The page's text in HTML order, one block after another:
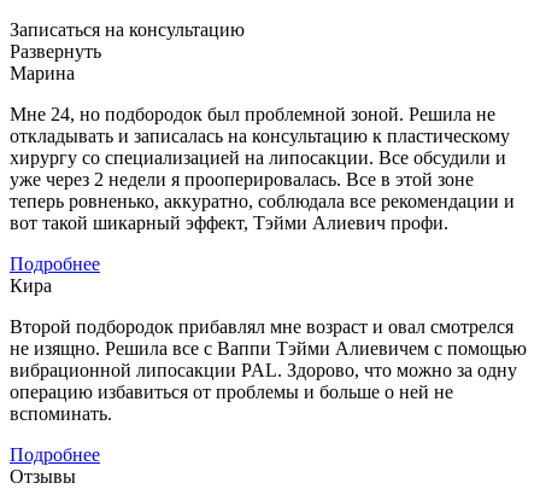
Записаться на консультацию
Развернуть
Марина
Мне 24, но подбородок был проблемной зоной. Решила не
откладывать и записалась на консультацию к пластическому
хирургу со специализацией на липосакции. Все обсудили и
уже через 2 недели я прооперировалась. Все в этой зоне
теперь ровненько, аккуратно, соблюдала все рекомендации и
вот такой шикарный эффект, Тэйми Алиевич профи.
Подробнее
Кира
Второй подбородок прибавлял мне возраст и овал смотрелся
не изящно. Решила все с Ваппи Тэйми Алиевичем с помощью
вибрационной липосакции PAL. Здорово, что можно за одну
операцию избавиться от проблемы и больше о ней не
вспоминать.
Подробнее
Отзывы